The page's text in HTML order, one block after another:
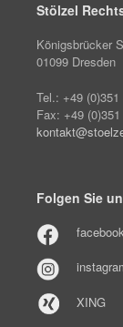
Stölzel
Königsbrücker
01099 Dresden
Tel.: +49
Fax: +49
Folgen Sie
XING